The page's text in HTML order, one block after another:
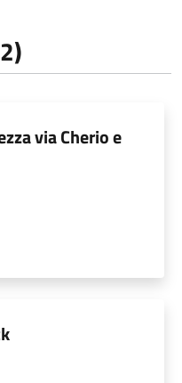
via Cherio e